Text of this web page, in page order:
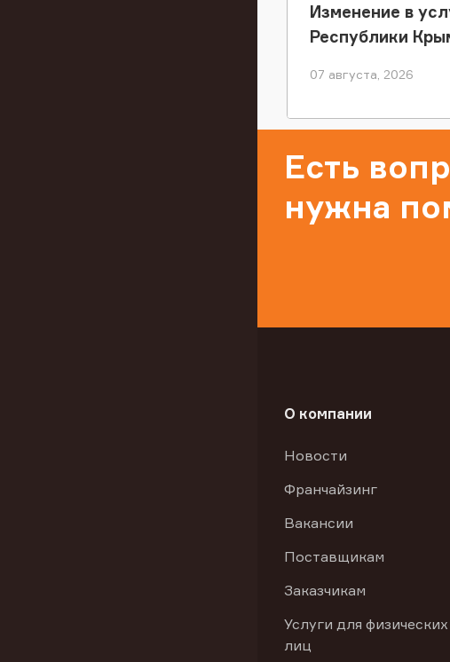
Изменение в
Республики
07 августа, 2026
Есть
нужна
О компании
Новости
Франчайзинг
Вакансии
Поставщикам
Заказчикам
Услуги для физических
лиц